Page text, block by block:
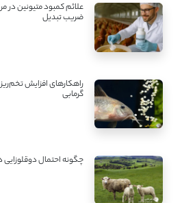
علائم کمبود متیونین در
ضریب تبدیل
راهکارهای افزایش
گرمابی
چگونه احتمال